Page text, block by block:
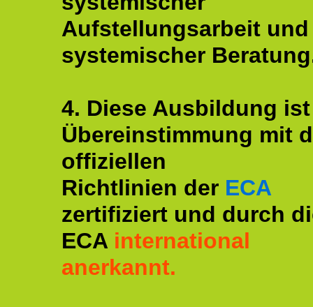
Aufstellungsarbeit und
systemischer
4. Diese Ausbildung
Übereinstimmung mit
offiziellen
Richtlinien der ECA
zertifiziert und durch
ECA international
anerkannt.